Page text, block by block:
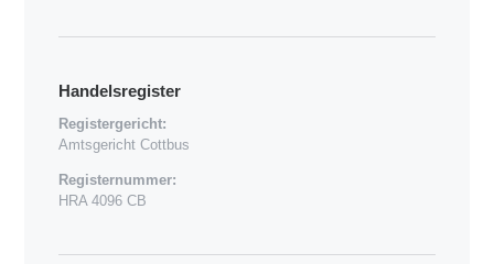
Handelsregister
Registergericht:
Amtsgericht Cottbus
Registernummer:
HRA 4096 CB